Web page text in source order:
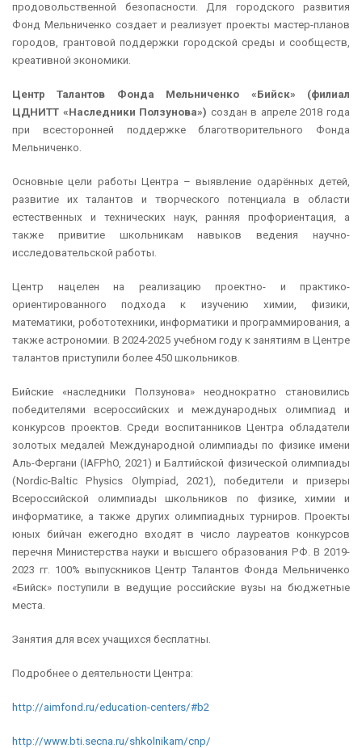
продовольственной безопасности. Для городского развития
Фонд Мельниченко создает и реализует проекты мастер-планов
городов, грантовой поддержки городской среды и сообществ,
креативной экономики.
Центр Талантов Фонда Мельниченко «Бийск» (филиал
ЦДНИТТ «Наследники Ползунова») создан в апреле 2018 года
при всесторонней поддержке благотворительного Фонда
Мельниченко.
Основные цели работы Центра – выявление одарённых детей,
развитие их талантов и творческого потенциала в области
естественных и технических наук, ранняя профориентация, а
также привитие школьникам навыков ведения научно-
исследовательской работы.
Центр нацелен на реализацию проектно- и практико-
ориентированного подхода к изучению химии, физики,
математики, робототехники, информатики и программирования, а
также астрономии. В 2024-2025 учебном году к занятиям в Центре
талантов приступили более 450 школьников.
Бийские «наследники Ползунова» неоднократно становились
победителями всероссийских и международных олимпиад и
конкурсов проектов. Среди воспитанников Центра обладатели
золотых медалей Международной олимпиады по физике имени
Аль-Фергани (IAFPhO, 2021) и Балтийской физической олимпиады
(Nordic-Baltic Physics Olympiad, 2021), победители и призеры
Всероссийской олимпиады школьников по физике, химии и
информатике, а также других олимпиадных турниров. Проекты
юных бийчан ежегодно входят в число лауреатов конкурсов
перечня Министерства науки и высшего образования РФ. В 2019-
2023 гг. 100% выпускников Центр Талантов Фонда Мельниченко
«Бийск» поступили в ведущие российские вузы на бюджетные
места.
Занятия для всех учащихся бесплатны.
Подробнее о деятельности Центра:
http://aimfond.ru/education-centers/#b2
http://www.bti.secna.ru/shkolnikam/cnp/